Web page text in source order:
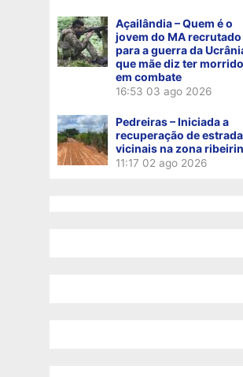
Açailândia – Quem é o
jovem do MA recrutado
para a guerra da
que mãe diz ter morrido
em combate
16:53 03 ago 2026
Pedreiras – Iniciada a
recuperação de
vicinais na zona
11:17 02 ago 2026